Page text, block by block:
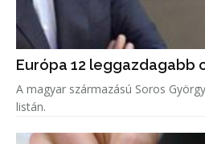
Európa 12 leggazdagabb
A magyar származású Soros
listán.